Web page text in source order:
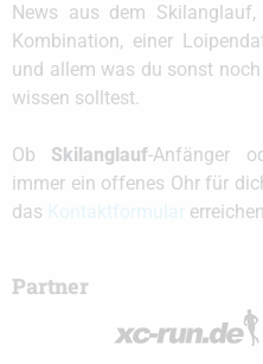
News aus dem
Kombination, einer
und allem was du sonst
wissen solltest.
Ob Skilanglauf-Anfänger
immer ein offenes Ohr für
das
Partner